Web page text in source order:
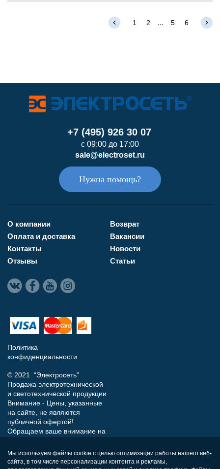
1 2 5 6
+7 (495) 926 30 07
с 09:00 до 17:00
sale@electroset.ru
Нужна помощь?
О компании
Оплата и доставка
Контакты
Отзывы
Возврат
Вакансии
Новости
Статьи
Политика
конфиденциальности
© 2021 “Электросеть”
Продажа электротехнической
и светотехнической продукции
Внимание - Цены, указанные
на сайте, не являются
публичной офертой!
Обращаем ваше внимание на
носит исключительно
информационный характер и
Мы используем файлы cookie с целью оптимизации работы нашего веб-
сайта, в том числе персонализации контента и рекламы,